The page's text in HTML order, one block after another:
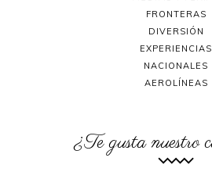
FRONTERAS
DIVERSIÓN
EXPERIENCIAS
NACIONALES
AEROLÍNEAS
¿Te gusta nuestro